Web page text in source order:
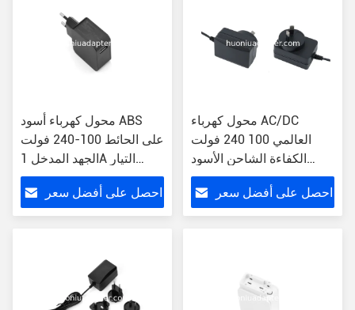
محول كهرباء أسود ABS
على الحائط 100-240 فولت
الجهد المدخل 1A التيار
الخارجي
احصل على أفضل سعر
محول كهرباء AC/DC
العالمي 100 240 فولت
الكفاءة الشاحن الأسود
الحائط
احصل على أفضل سعر